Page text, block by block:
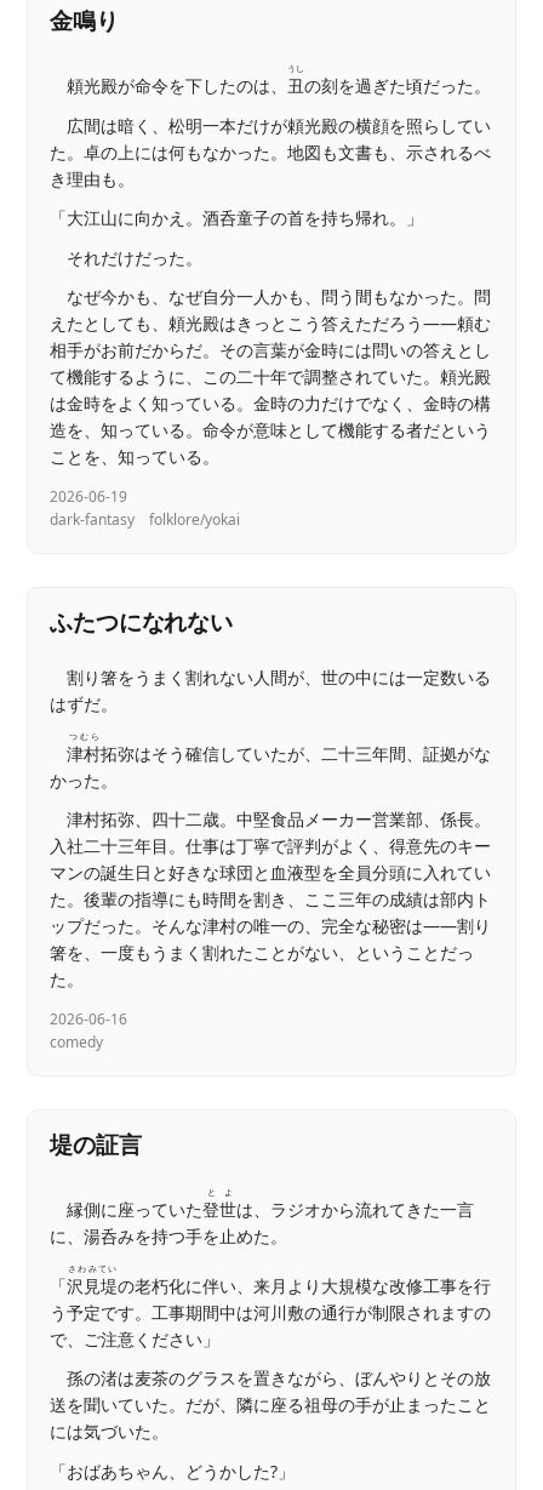
金鳴り
頼光殿が命令を下したのは、丑
うし
の刻を過ぎた頃だった。
広間は暗く、松明一本だけが頼光殿の横顔を照らしてい
た。卓の上には何もなかった。地図も文書も、示されるべ
き理由も。
「大江山に向かえ。酒呑童子の首を持ち帰れ。」
それだけだった。
なぜ今かも、なぜ自分一人かも、問う間もなかった。問
えたとしても、頼光殿はきっとこう答えただろう——頼む
相手がお前だからだ。その言葉が金時には問いの答えとし
て機能するように、この二十年で調整されていた。頼光殿
は金時をよく知っている。金時の力だけでなく、金時の構
造を、知っている。命令が意味として機能する者だという
ことを、知っている。
2026-06-19
dark-fantasy
folklore/yokai
ふたつになれない
割り箸をうまく割れない人間が、世の中には一定数いる
はずだ。
津村
つむら
拓弥はそう確信していたが、二十三年間、証拠がな
かった。
津村拓弥、四十二歳。中堅食品メーカー営業部、係長。
入社二十三年目。仕事は丁寧で評判がよく、得意先のキー
マンの誕生日と好きな球団と血液型を全員分頭に入れてい
た。後輩の指導にも時間を割き、ここ三年の成績は部内ト
ップだった。そんな津村の唯一の、完全な秘密は——割り
箸を、一度もうまく割れたことがない、ということだっ
た。
2026-06-16
comedy
堤の証言
縁側に座っていた登世
とよ
は、ラジオから流れてきた一言
に、湯呑みを持つ手を止めた。
「沢見堤
さわみてい
の老朽化に伴い、来月より大規模な改修工事を行
う予定です。工事期間中は河川敷の通行が制限されますの
で、ご注意ください」
孫の渚は麦茶のグラスを置きながら、ぼんやりとその放
送を聞いていた。だが、隣に座る祖母の手が止まったこと
には気づいた。
「おばあちゃん、どうかした?」